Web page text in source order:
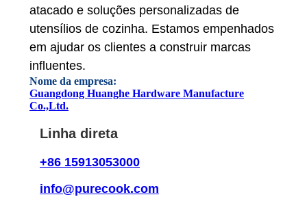
atacado e soluções personalizadas de
utensílios de cozinha. Estamos empenhados
em ajudar os clientes a construir marcas
influentes.
Nome da empresa:
Guangdong Huanghe Hardware Manufacture
Co.,Ltd.
Linha direta
+86 15913053000
info@purecook.com